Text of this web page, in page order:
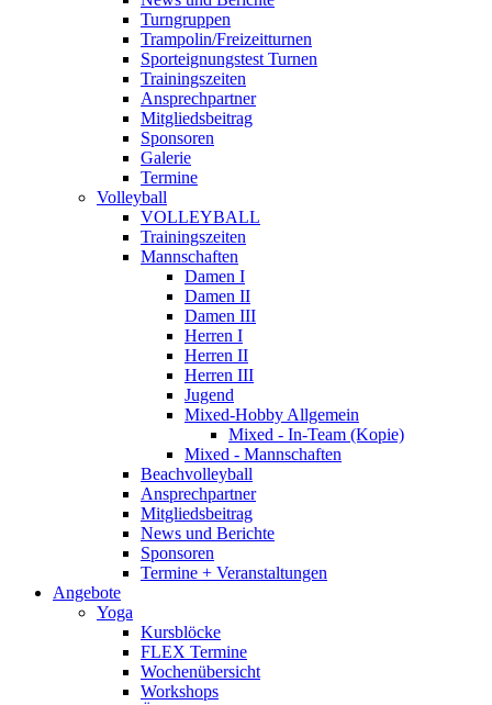
Turngruppen
Trampolin/Freizeitturnen
Sporteignungstest Turnen
Trainingszeiten
Ansprechpartner
Mitgliedsbeitrag
Sponsoren
Galerie
Termine
Volleyball
VOLLEYBALL
Trainingszeiten
Mannschaften
Damen I
Damen II
Damen III
Herren I
Herren II
Herren III
Jugend
Mixed-Hobby Allgemein
Mixed - In-Team (Kopie)
Mixed - Mannschaften
Beachvolleyball
Ansprechpartner
Mitgliedsbeitrag
News und Berichte
Sponsoren
Termine + Veranstaltungen
Angebote
Yoga
Kursblöcke
FLEX Termine
Wochenübersicht
Workshops